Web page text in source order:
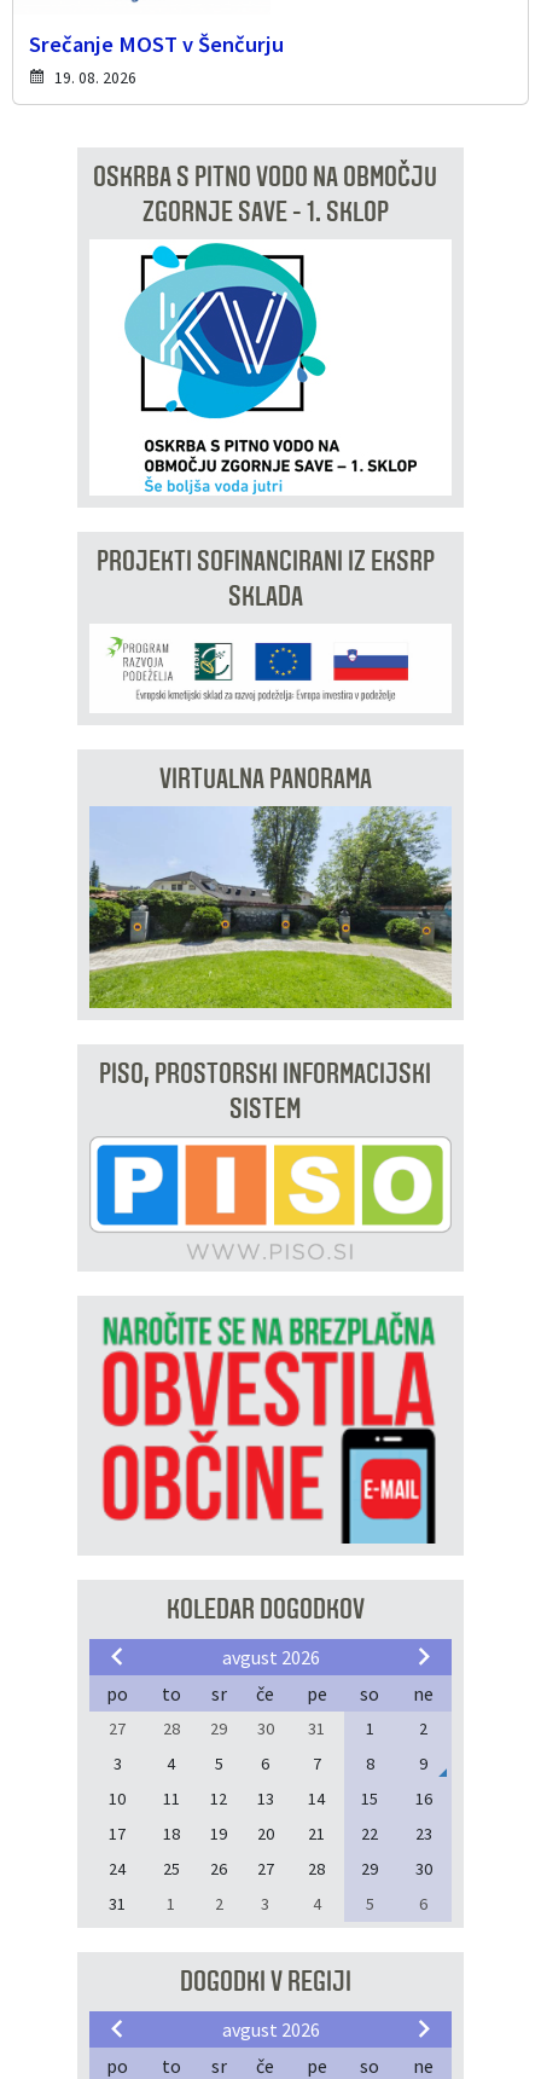
Srečanje MOST v Šenčurju
19. 08. 2026
OSKRBA S PITNO VODO NA OBMOČJU
ZGORNJE SAVE - 1. SKLOP
PROJEKTI SOFINANCIRANI IZ EKSRP
SKLADA
VIRTUALNA PANORAMA
PISO, PROSTORSKI INFORMACIJSKI
SISTEM
KOLEDAR DOGODKOV
avgust 2026
po
to sr če pe so ne
27 28 29 30 31 1
2
3
4 5 6 7 8
9
10
11 12 13 14 15
16
17
18 19 20 21 22
23
24
25 26 27 28 29
30
31
1 2 3 4 5 6
DOGODKI V REGIJI
avgust 2026
po
to sr če pe so ne